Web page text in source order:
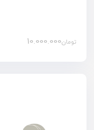
تومان10.000.000